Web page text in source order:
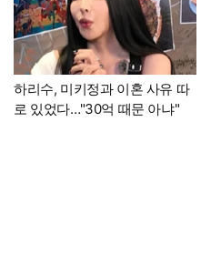
하리수, 미키정과 이혼 사유 따
로 있었다…"30억 때문 아냐"